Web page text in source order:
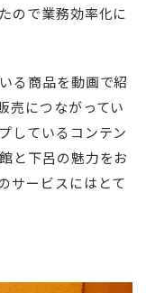
ので業務効率化に
る商品を動画で紹
売につながってい
しているコンテン
と下呂の魅力をお
サービスにはとて